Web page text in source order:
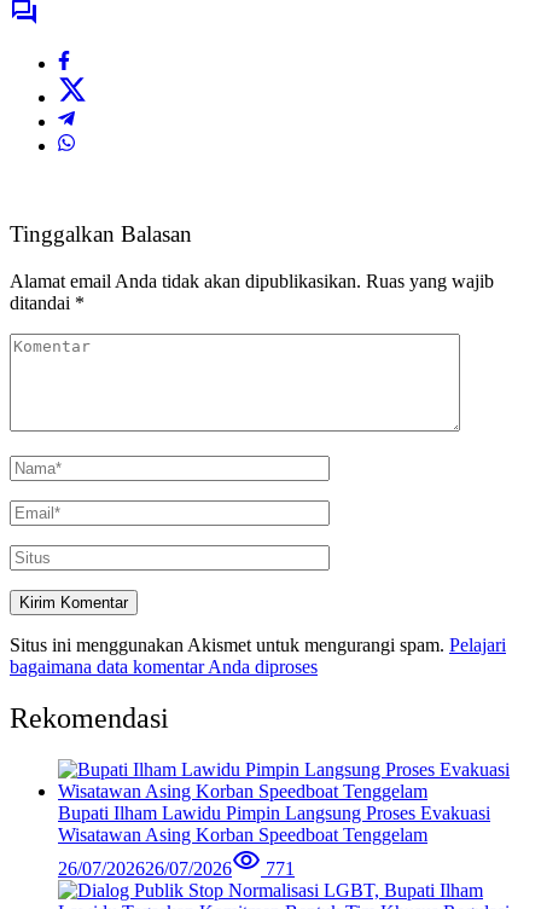
Tinggalkan Balasan
Alamat email Anda tidak akan dipublikasikan. Ruas yang wajib
ditandai *
Situs ini menggunakan Akismet untuk mengurangi spam. Pelajari
bagaimana data komentar Anda diproses
Rekomendasi
Bupati Ilham Lawidu Pimpin Langsung Proses Evakuasi
Wisatawan Asing Korban Speedboat Tenggelam
26/07/202626/07/2026 771